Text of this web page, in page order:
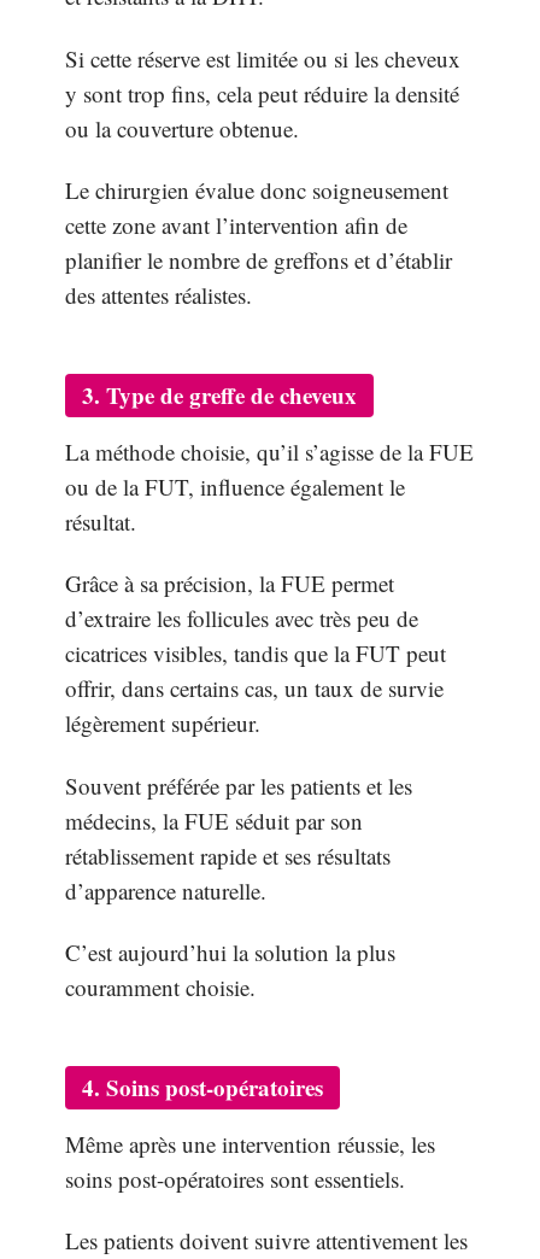
Si cette réserve est limitée ou si les cheveux
y sont trop fins, cela peut réduire la densité
ou la couverture obtenue.
Le chirurgien évalue donc soigneusement
cette zone avant l’intervention afin de
planifier le nombre de greffons et d’établir
des attentes réalistes.
3. Type de greffe de cheveux
La méthode choisie, qu’il s’agisse de la FUE
ou de la FUT, influence également le
résultat.
Grâce à sa précision, la FUE permet
d’extraire les follicules avec très peu de
cicatrices visibles, tandis que la FUT peut
offrir, dans certains cas, un taux de survie
légèrement supérieur.
Souvent préférée par les patients et les
médecins, la FUE séduit par son
rétablissement rapide et ses résultats
d’apparence naturelle.
C’est aujourd’hui la solution la plus
couramment choisie.
4. Soins post-opératoires
Même après une intervention réussie, les
soins post-opératoires sont essentiels.
Les patients doivent suivre attentivement les